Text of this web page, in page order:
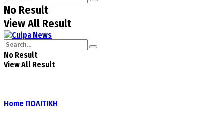
No Result
View All Result
No Result
View All Result
Home ΠΟΛΙΤΙΚΗ